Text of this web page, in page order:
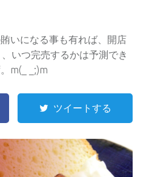
いになる事も有れば、開店
いつ完売するかは予測でき
m(_ _;)m
ツイートする